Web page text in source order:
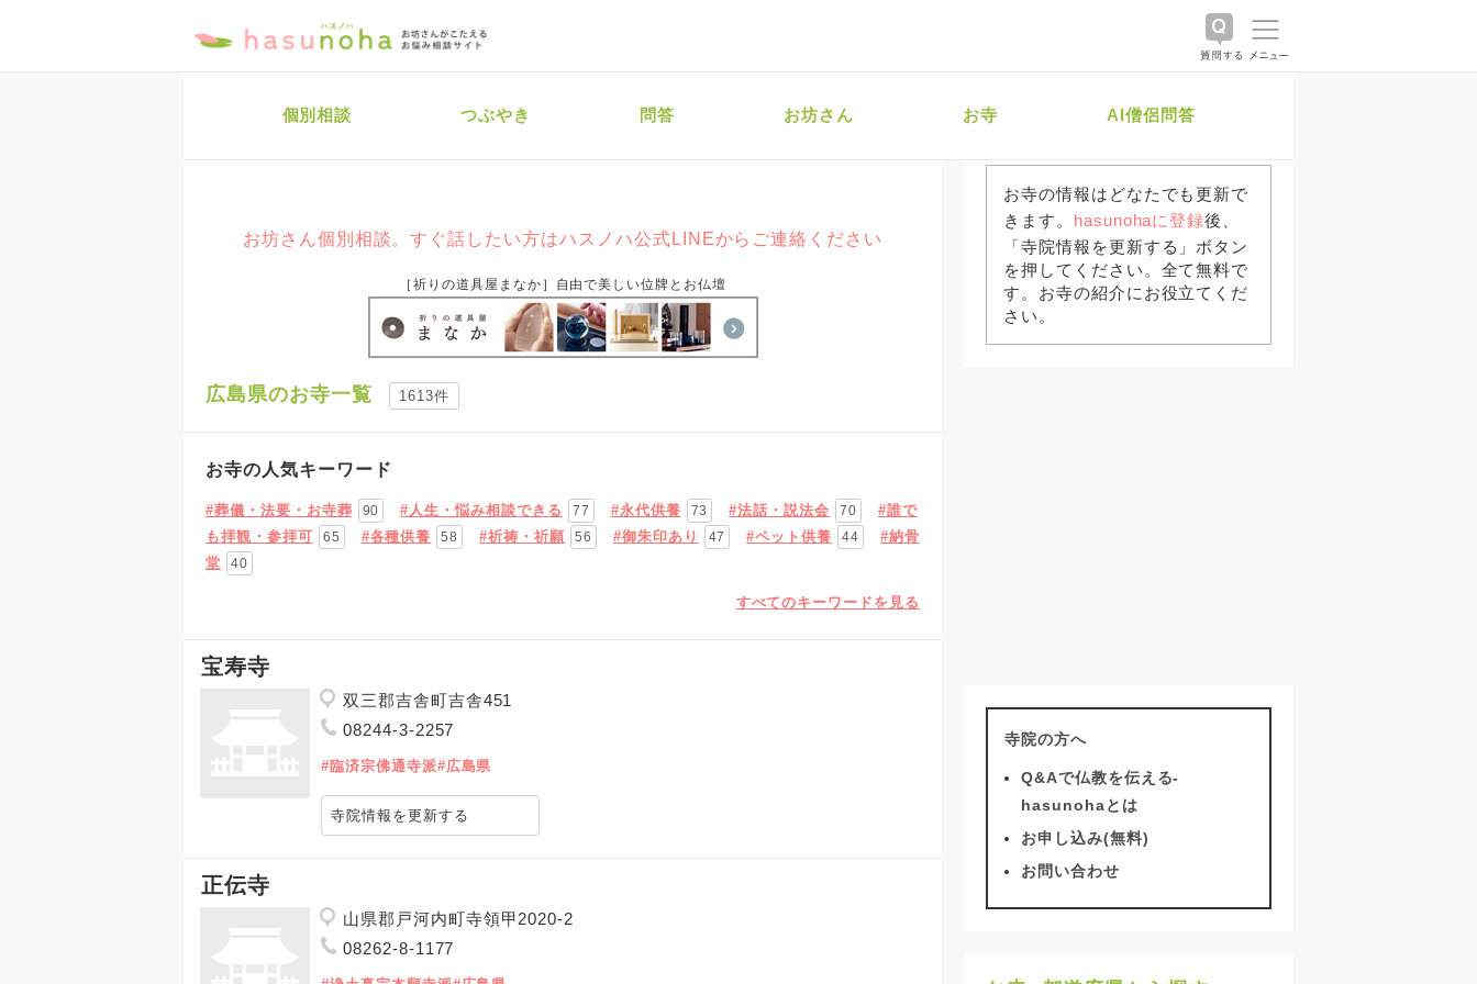
個別相談 つぶやき 問答 お坊さん お寺 AI僧侶問答
お坊さん個別相談。すぐ話したい方はハスノハ公式LINEからご連絡ください
［祈りの道具屋まなか］自由で美しい位牌とお仏壇
広島県のお寺一覧 1613件
お寺の人気キーワード
#葬儀・法要・お寺葬 90 #人生・悩み相談できる 77 #永代供養 73 #法話・説法会 70
#誰で
も拝観・参拝可
65 #各種供養 58 #祈祷・祈願 56 #御朱印あり 47 #ペット供養 44
#納骨
堂
40
すべてのキーワードを見る
宝寿寺
双三郡吉舎町吉舎451
08244-3-2257
#臨済宗佛通寺派#広島県
寺院情報を更新する
正伝寺
山県郡戸河内町寺領甲2020-2
08262-8-1177
お寺の情報はどなたでも更新で
きます。 hasunohaに登録後、
「寺院情報を更新する」ボタン
を押してください。全て無料で
す。お寺の紹介にお役立てくだ
さい。
寺院の方へ
Q&Aで仏教を伝える-
hasunohaとは
お申し込み(無料)
お問い合わせ